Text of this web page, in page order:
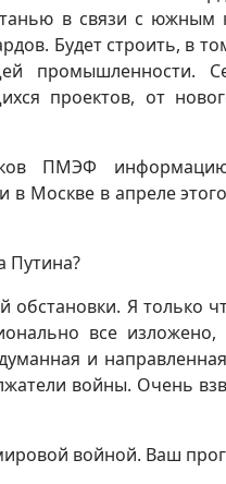
в связи с южным
Будет строить, в
промышленности.
проектов, от
ПМЭФ
Москве в апреле
Путина?
Я только
все
и
войны. Очень
войной. Ваш